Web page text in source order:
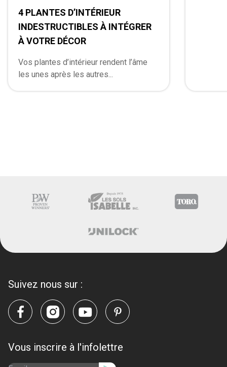
4 PLANTES D’INTÉRIEUR
INDESTRUCTIBLES À INTÉGRER
À VOTRE DÉCOR
Vos plantes d’intérieur rendent l’âme
les unes après les autres...
Suivez nous sur :
Vous inscrire à l'infolettre